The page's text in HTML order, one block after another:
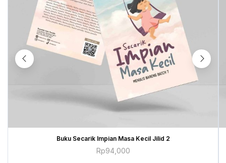
Buku Secarik Impian Masa Kecil Jilid 2
Rp94,000